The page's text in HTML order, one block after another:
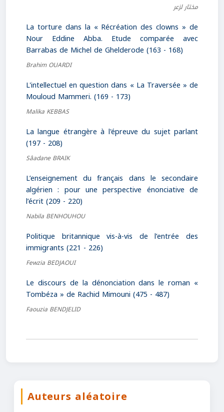
مختار لزعر
La torture dans la « Récréation des clowns » de
Nour Eddine Abba. Etude comparée avec
Barrabas de Michel de Ghelderode (163 - 168)
Brahim OUARDI
L'intellectuel en question dans « La Traversée » de
Mouloud Mammeri. (169 - 173)
Malika KEBBAS
La langue étrangère à l'épreuve du sujet parlant
(197 - 208)
Sâadane BRAIK
L’enseignement du français dans le secondaire
algérien : pour une perspective énonciative de
l’écrit (209 - 220)
Nabila BENHOUHOU
Politique britannique vis-à-vis de l’entrée des
immigrants (221 - 226)
Fewzia BEDJAOUI
Le discours de la dénonciation dans le roman «
Tombéza » de Rachid Mimouni (475 - 487)
Faouzia BENDJELID
Auteurs aléatoire